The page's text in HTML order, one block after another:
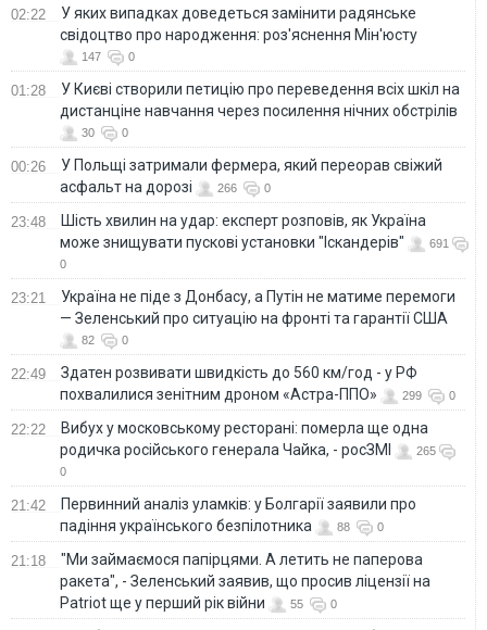
02:22
У яких випадках доведеться замінити радянське
свідоцтво про народження: роз'яснення Мін'юсту
147 0
01:28
У Києві створили петицію про переведення всіх шкіл на
дистанціне навчання через посилення нічних обстрілів
30 0
00:26
У Польщі затримали фермера, який переорав свіжий
асфальт на дорозі
266 0
23:48
Шість хвилин на удар: експерт розповів, як Україна
може знищувати пускові установки "Іскандерів"
691
0
23:21
Україна не піде з Донбасу, а Путін не матиме перемоги
— Зеленський про ситуацію на фронті та гарантії США
82 0
22:49
Здатен розвивати швидкість до 560 км/год - у РФ
похвалилися зенітним дроном «Астра-ППО»
299 0
22:22
Вибух у московському ресторані: померла ще одна
родичка російського генерала Чайка, - росЗМІ
265
0
21:42
Первинний аналіз уламків: у Болгарії заявили про
падіння українського безпілотника
88 0
21:18
"Ми займаємося папірцями. А летить не паперова
ракета", - Зеленський заявив, що просив ліцензії на
Patriot ще у перший рік війни
55 0